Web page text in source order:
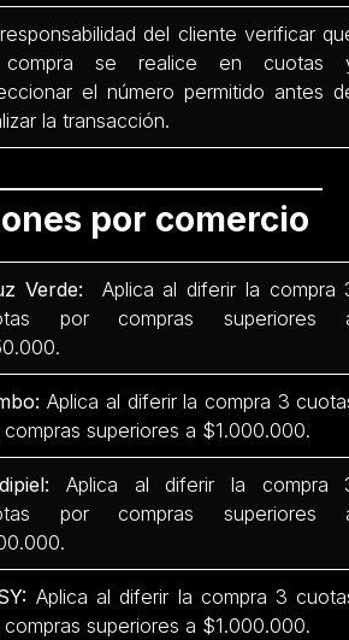
del cliente verificar
se realice en cuotas
el número permitido antes
la transacción.
por comercio
Verde: Aplica al diferir la compra
por compras superiores
Aplica al diferir la compra 3
compras superiores a $1.000.000.
Aplica al diferir la compra
por compras superiores
Aplica al diferir la compra 3
compras superiores a $1.000.000.